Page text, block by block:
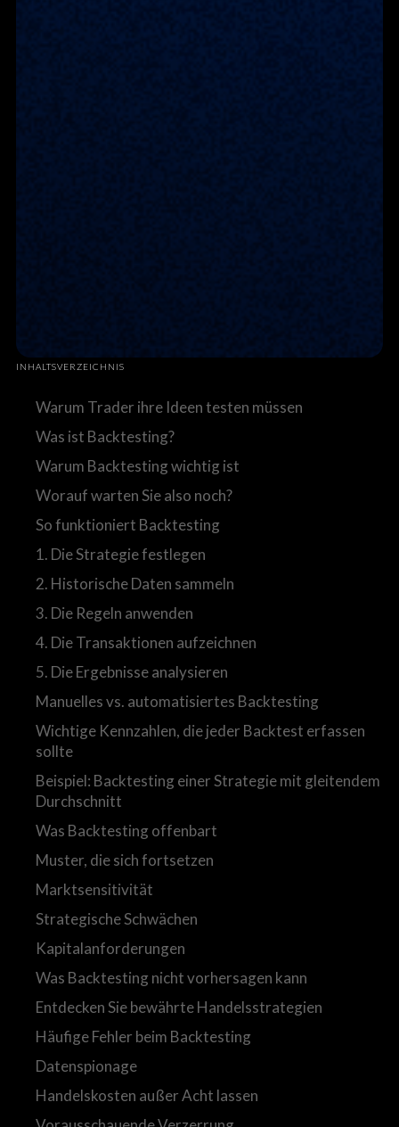
INHALTSVERZEICHNIS
Warum Trader ihre Ideen testen müssen
Was ist Backtesting?
Warum Backtesting wichtig ist
Worauf warten Sie also noch?
So funktioniert Backtesting
1. Die Strategie festlegen
2. Historische Daten sammeln
3. Die Regeln anwenden
4. Die Transaktionen aufzeichnen
5. Die Ergebnisse analysieren
Manuelles vs. automatisiertes Backtesting
Wichtige Kennzahlen, die jeder Backtest erfassen
sollte
Beispiel: Backtesting einer Strategie mit gleitendem
Durchschnitt
Was Backtesting offenbart
Muster, die sich fortsetzen
Marktsensitivität
Strategische Schwächen
Kapitalanforderungen
Was Backtesting nicht vorhersagen kann
Entdecken Sie bewährte Handelsstrategien
Häufige Fehler beim Backtesting
Datenspionage
Handelskosten außer Acht lassen